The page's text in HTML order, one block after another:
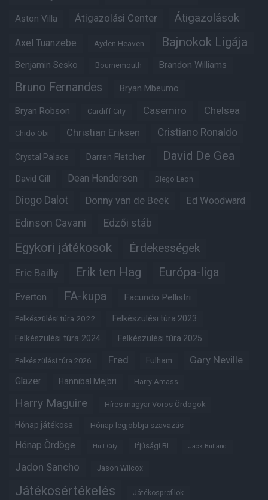
Aston Villa Átigazolási Center Átigazolások
Axel Tuanzebe Ayden Heaven Bajnokok Ligája
Benjamin Sesko Bournemouth Brandon Williams
Bruno Fernandes Bryan Mbeumo
Bryan Robson Cardiff City Casemiro Chelsea
Chido Obi Christian Eriksen Cristiano Ronaldo
Crystal Palace Darren Fletcher David De Gea
David Gill Dean Henderson Diego Leon
Diogo Dalot Donny van de Beek Ed Woodward
Edinson Cavani Edzői stáb
Egykori játékosok Érdekességek
Eric Bailly Erik ten Hag Európa-liga
Everton FA-kupa Facundo Pellistri
Felkészülési túra 2022 Felkészülési túra 2023
Felkészülési túra 2024 Felkészülési túra 2025
Felkészülési túra 2026 Fred Fulham Gary Neville
Glazer Hannibal Mejbri Harry Amass
Harry Maguire Híres magyar Vörös Ördögök
Hónap játékosa Hónap legjobbja szavazás
Hónap Ördöge Hull City Ifjúsági BL Jack Butland
Jadon Sancho Jason Wilcox
Játékosértékelés Játékosprofilok